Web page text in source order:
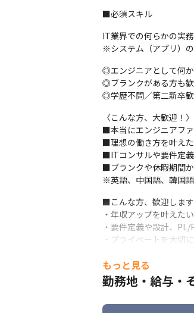
→27,000以上のオンラ
・資格取得補助
→1つの資格に対して
・書籍購入代補助
→キャリアアップのた
・外部研修費用補助
→書籍で補えない部分
■必須スキル
IT業界での何らかの実
※システム（アプリ）
◎エンジニアとして何
◎ブランクがある方も歓
◎学歴不問／第二新卒
〈こんな方、大歓迎！〉
■本当にエンジニアフ
■理想の働き方を叶え
■ITコンサルや要件定
■ブランクや休暇期間
※英語、中国語、韓国
■こんな方、歓迎します
・年収アップを叶えたい
・要件定義や設計、
・プライベートを大切
もっと見る
勤務地・給与・